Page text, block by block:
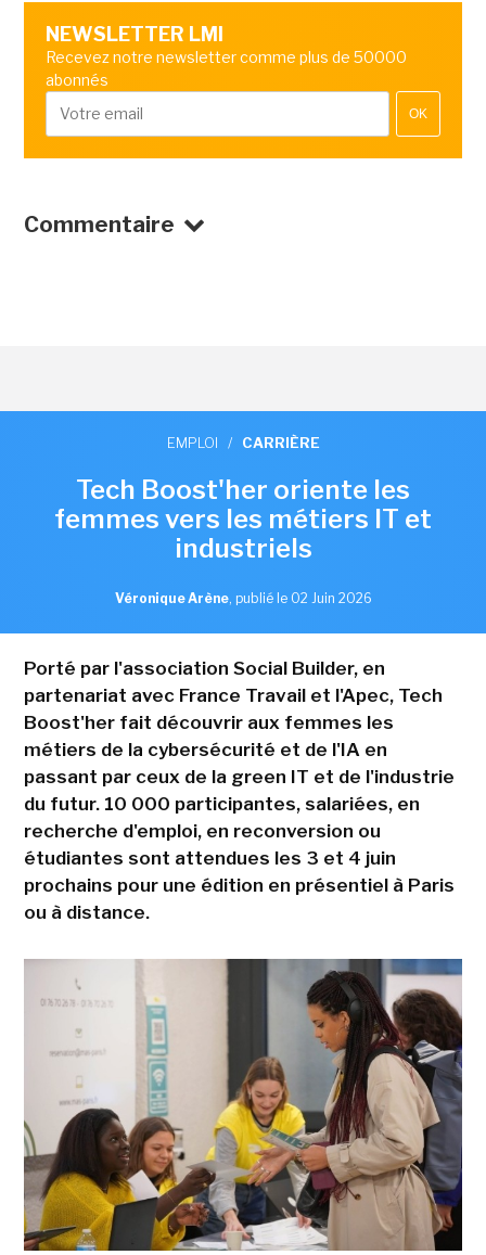
NEWSLETTER LMI
Recevez notre newsletter comme plus de 50000
abonnés
OK
Commentaire
EMPLOI / CARRIÈRE
Tech Boost'her oriente les
femmes vers les métiers IT et
industriels
Véronique Arène, publié le 02 Juin 2026
Porté par l'association Social Builder, en
partenariat avec France Travail et l'Apec, Tech
Boost'her fait découvrir aux femmes les
métiers de la cybersécurité et de l'IA en
passant par ceux de la green IT et de l'industrie
du futur. 10 000 participantes, salariées, en
recherche d'emploi, en reconversion ou
étudiantes sont attendues les 3 et 4 juin
prochains pour une édition en présentiel à Paris
ou à distance.